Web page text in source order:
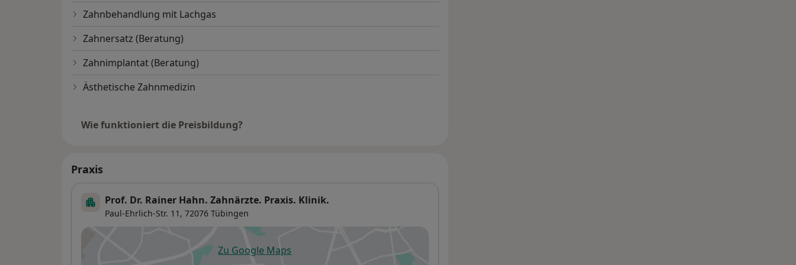
Zahnbehandlung mit Lachgas
Zahnersatz (Beratung)
Zahnimplantat (Beratung)
Ästhetische Zahnmedizin
Wie funktioniert die Preisbildung?
Praxis
Prof. Dr. Rainer Hahn. Zahnärzte. Praxis. Klinik.
Paul-Ehrlich-Str. 11, 72076 Tübingen
Zu Google Mapsöffnet in einer neuen Registerkarte